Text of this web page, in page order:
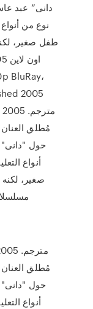
نوع من
طفل صغير،
حول
أنواع
صغير،
حول
أنواع